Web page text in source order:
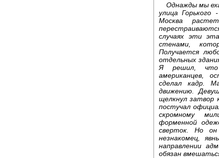
Однажды мы
улица
Москва
случаях эти
стенами,
Получается
отдельных
Я решил, что
американцев,
сделал кадр.
движению.
щелкнул затвор
постучал
скромному
форменной
сверток. Но
незнакомец,
направлении
обязан